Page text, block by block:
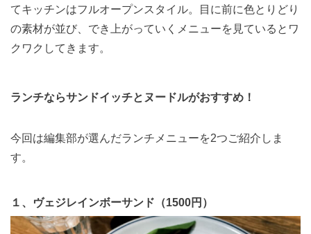
てキッチンはフルオープンスタイル。
目に前に色とりどり
の素材が並び、でき上がっていくメニューを見ているとワ
クワクしてきます。
ランチならサンドイッチとヌードルがおすすめ！
今回は編集部が選んだランチメニューを2つご紹介しま
す。
１、ヴェジレインボーサンド（1500円）